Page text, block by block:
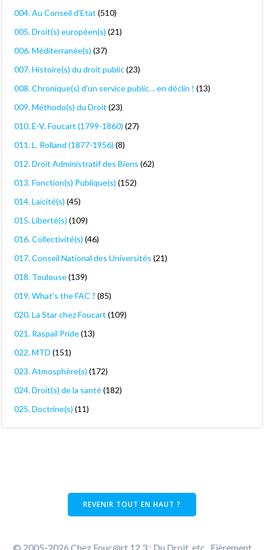
004. Au Conseil d'Etat (510)
005. Droit(s) européen(s) (21)
006. Méditerranée(s) (37)
007. Histoire(s) du droit public(23)
008. Chronique(s) d'un service public… en déclin ! (13)
009. Méthodo(s) du Droit (23)
010. E-V. Foucart (1799-1860) (27)
011. L. Rolland (1877-1956) (8)
012. Droit Administratif des Biens (62)
013. Fonction(s) Publique(s) (152)
014. Laïcité(s) (45)
015. Liberté(s) (109)
016. Collectivité(s) (46)
017. Conseil National des Universités (21)
018. Toulouse(139)
019. What's the FAC ? (85)
020. La Star chez Foucart (109)
021. Raspail Pride(13)
022. MTD (151)
023. Atmosphère(s) (172)
024. Droit(s) de la santé(182)
025. Doctrine(s) (11)
REVENIR TOUT EN HAUT ?
© 2005-2026 Chez Fouc@rt 12.3 : Du Droit, etc.. Fièrement